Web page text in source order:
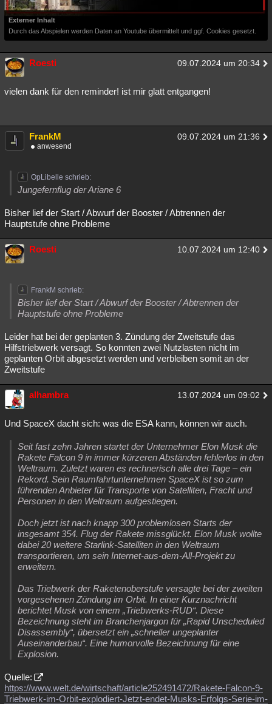
Externer Inhalt
Durch das Abspielen werden Daten an Youtube übermittelt und ggf. Cookies gesetzt.
Roesti 09.07.2024 um 20:34
vielen dank für den reminder! ist mir glatt entgangen!
FrankM 09.07.2024 um 21:36
anwesend
OpLibelle schrieb:
Jungefernflug der Ariane 6
Bisher lief der Start / Abwurf der Booster / Abtrennen der
Hauptstufe ohne Probleme
Roesti 10.07.2024 um 12:40
FrankM schrieb:
Bisher lief der Start / Abwurf der Booster / Abtrennen der
Hauptstufe ohne Probleme
Leider hat bei der geplanten 3. Zündung der Zweitstufe das
Hilfstriebwerk versagt. So konnten zwei Nutzlasten nicht im
geplanten Orbit abgesetzt werden und verbleiben somit an der
Zweitstufe
alhambra 13.07.2024 um 09:02
Und SpaceX dacht sich: was die ESA kann, können wir auch.
Seit fast zehn Jahren startet der Unternehmer Elon Musk die
Rakete Falcon 9 in immer kürzeren Abständen fehlerlos in den
Weltraum. Zuletzt waren es rechnerisch alle drei Tage – ein
Rekord. Sein Raumfahrtunternehmen SpaceX ist so zum
führenden Anbieter für Transporte von Satelliten, Fracht und
Personen in den Weltraum aufgestiegen.
Doch jetzt ist nach knapp 300 problemlosen Starts der
insgesamt 354. Flug der Rakete missglückt. Elon Musk wollte
dabei 20 weitere Starlink-Satelliten in den Weltraum
transportieren, um sein Internet-aus-dem-All-Projekt zu
erweitern.
Das Triebwerk der Raketenoberstufe versagte bei der zweiten
vorgesehenen Zündung im Orbit. In einer Kurznachricht
berichtet Musk von einem „Triebwerks-RUD“. Diese
Bezeichnung steht im Branchenjargon für „Rapid Unscheduled
Disassembly“, übersetzt ein „schneller ungeplanter
Auseinanderbau“. Eine humorvolle Bezeichnung für eine
Explosion.
Quelle:
https://www.welt.de/wirtschaft/article252491472/Rakete-Falcon-9-
Triebwerk-im-Orbit-explodiert-Jetzt-endet-Musks-Erfolgs-Serie-im-